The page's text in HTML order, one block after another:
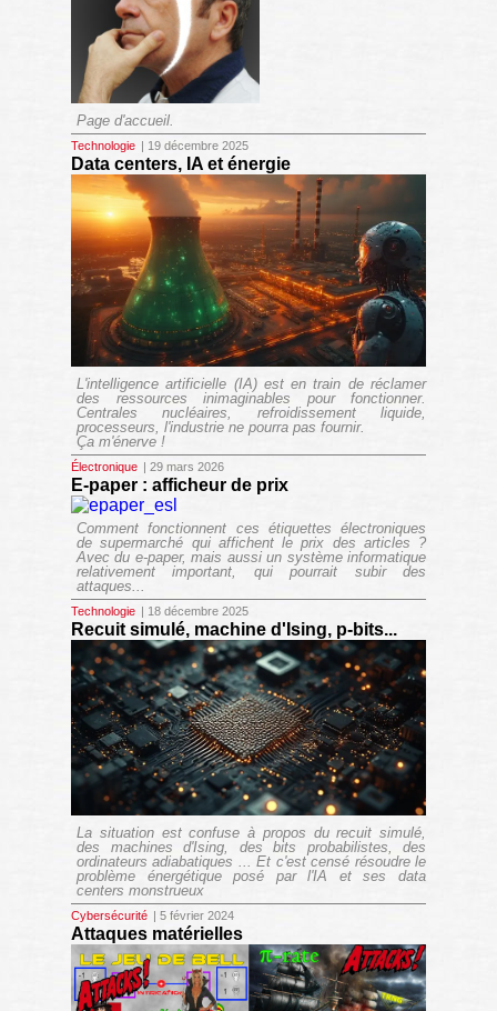
Page d'accueil.
Technologie | 19 décembre 2025
Data centers, IA et énergie
L'intelligence artificielle (IA) est en train de réclamer
des ressources inimaginables pour fonctionner.
Centrales nucléaires, refroidissement liquide,
processeurs, l'industrie ne pourra pas fournir.
Ça m'énerve !
Électronique | 29 mars 2026
E-paper : afficheur de prix
Comment fonctionnent ces étiquettes électroniques
de supermarché qui affichent le prix des articles ?
Avec du e-paper, mais aussi un système informatique
relativement important, qui pourrait subir des
attaques...
Technologie | 18 décembre 2025
Recuit simulé, machine d'Ising, p-bits...
La situation est confuse à propos du recuit simulé,
des machines d'Ising, des bits probabilistes, des
ordinateurs adiabatiques ... Et c'est censé résoudre le
problème énergétique posé par l'IA et ses data
centers monstrueux
Cybersécurité | 5 février 2024
Attaques matérielles